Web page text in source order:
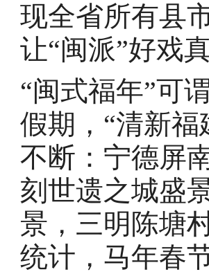
现全省所有县
让“闽派”好戏
“闽式福年”可
假期，“清新福
不断：宁德屏
刻世遗之城盛
景，三明陈塘
统计，马年春